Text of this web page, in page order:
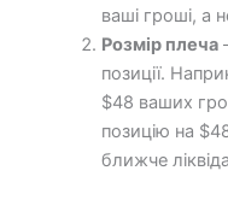
ваші гроші, а
Розмір плеча
позиції.
$48 ваших
позицію на
ближче